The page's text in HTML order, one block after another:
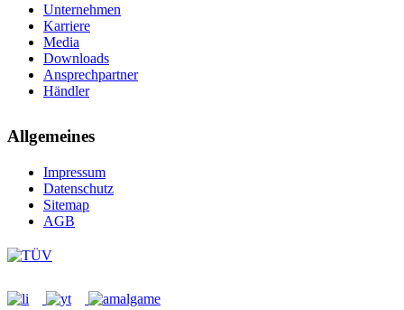
Unternehmen
Karriere
Media
Downloads
Ansprechpartner
Händler
Allgemeines
Impressum
Datenschutz
Sitemap
AGB